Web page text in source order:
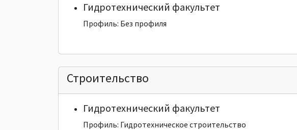
Гидротехнический факультет
Профиль: Без профиля
Строительство
Гидротехнический факультет
Профиль: Гидротехническое строительство